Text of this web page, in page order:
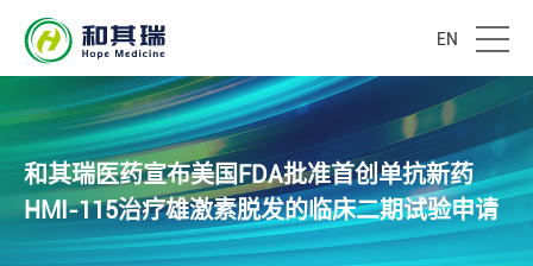
EN
和其瑞医药宣布美国FDA批准首创单抗新药
HMI-115治疗雄激素脱发的临床二期试验申请